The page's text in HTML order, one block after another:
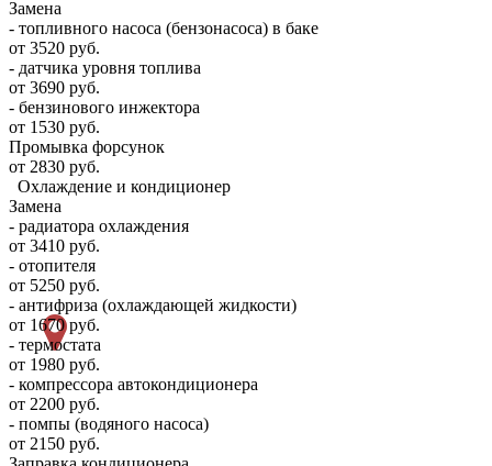
Замена
- топливного насоса (бензонасоса) в баке
от 3520 руб.
- датчика уровня топлива
от 3690 руб.
- бензинового инжектора
от 1530 руб.
Промывка форсунок
от 2830 руб.
Охлаждение и кондиционер
Замена
- радиатора охлаждения
от 3410 руб.
- отопителя
от 5250 руб.
- антифриза (охлаждающей жидкости)
от 1670 руб.
- термостата
от 1980 руб.
- компрессора автокондиционера
от 2200 руб.
- помпы (водяного насоса)
от 2150 руб.